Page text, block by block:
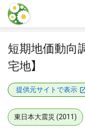
本文に飛ぶ
短期地価動向
宅地】
提供元サイトで表示
東日本大震災 (2011)